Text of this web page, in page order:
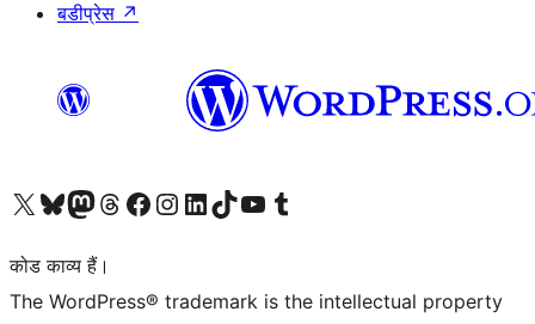
बडीप्रेस ↗
Visit our X (formerly Twitter) account
हमारे बलुस्की खाते पर जाएँVisit our Mastodon account
हमारे थ्रेड्स अकाउंट पर जाएंहमारे फेसबुक पेज पर जाएँहमारे इंस्टाग्राम अकाउंट पर जाएंहमारे लिंक्डइन खाते पर जाएँहमारे टिकटॉक खाते पर जाएँहमारे यूट्यूब चैनल पर जाएंहमारे Tumblr खाते पर जाएँ
कोड काव्य हैं।
The WordPress® trademark is the intellectual property